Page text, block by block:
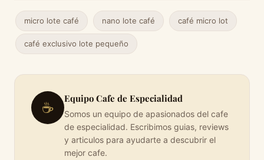
micro lote café nano lote café café micro lot
café exclusivo lote pequeño
☕
Equipo Cafe de Especialidad
Somos un equipo de apasionados del cafe
de especialidad. Escribimos guias, reviews
y articulos para ayudarte a descubrir el
mejor cafe.